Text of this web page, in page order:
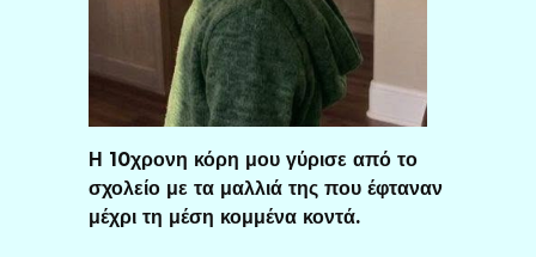
Η 10χρονη κόρη μου γύρισε από το
σχολείο με τα μαλλιά της που έφταναν
μέχρι τη μέση κομμένα κοντά.